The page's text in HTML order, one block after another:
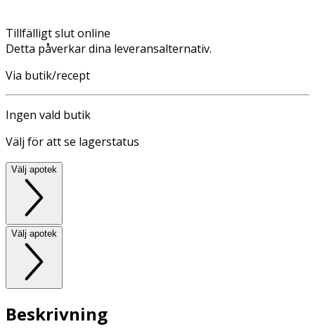
Tillfälligt slut online
Detta påverkar dina leveransalternativ.
Via butik/recept
Ingen vald butik
Välj för att se lagerstatus
Välj apotek
Välj apotek
Beskrivning